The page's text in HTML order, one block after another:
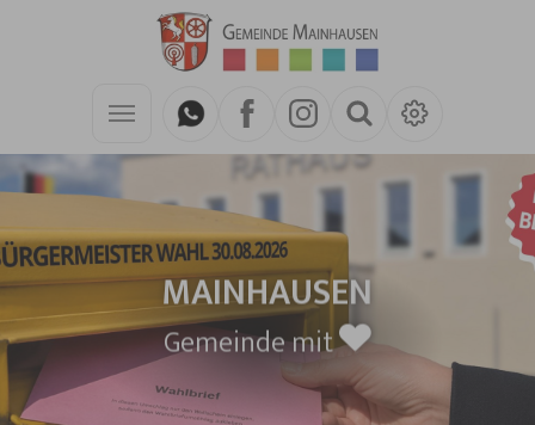
Zum Hauptinhalt springen
MAINHAUSEN
Gemeinde mit